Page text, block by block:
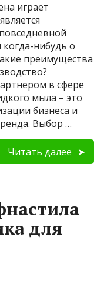
играет
нибудь о
преимущества
в сфере
мыла – это
бизнеса и
Выбор …
Читать далее
для